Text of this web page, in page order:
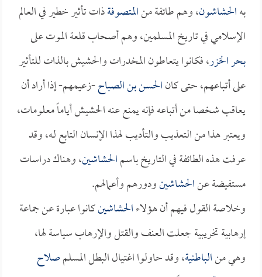
بهالحشاشون، وهم طائفة منالمتصوفةذات تأثير خطير في العالم
الإسلامي في تاريخ المسلمين، وهم أصحاب قلعة الموت على
بحر الخزر، فكانوا يتعاطون المخدرات والحشيش بالذات للتأثير
على أتباعهم، حتى كانالحسن بن الصباح-زعيمهم- إذا أراد أن
يعاقب شخصا من أتباعه فإنه يمنع عنه الحشيش أياماً معلومات،
ويعتبر هذا من التعذيب والتأديب لهذا الإنسان التابع لـه، وقد
عرفت هذه الطائفة في التاريخ باسمالحشاشين، وهناك دراسات
مستفيضة عنالحشاشينودورهم وأعمالهم.
وخلاصة القول فيهم أن هؤلاءالحشاشينكانوا عبارة عن جماعة
إرهابية تخريبية جعلت العنف والقتل والإرهاب سياسة لها،
وهي منالباطنية، وقد حاولوا اغتيال البطل المسلمصلاح